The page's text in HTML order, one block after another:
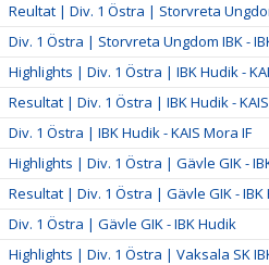
Reultat | Div. 1 Östra | Storvreta
Div. 1 Östra | Storvreta Ungdom IBK -
Highlights | Div. 1 Östra | IBK Hudik -
Resultat | Div. 1 Östra | IBK Hudik -
Div. 1 Östra | IBK Hudik - KAIS Mora IF
Highlights | Div. 1 Östra | Gävle GIK -
Resultat | Div. 1 Östra | Gävle GIK - IBK
Div. 1 Östra | Gävle GIK - IBK Hudik
Highlights | Div. 1 Östra | Vaksala SK